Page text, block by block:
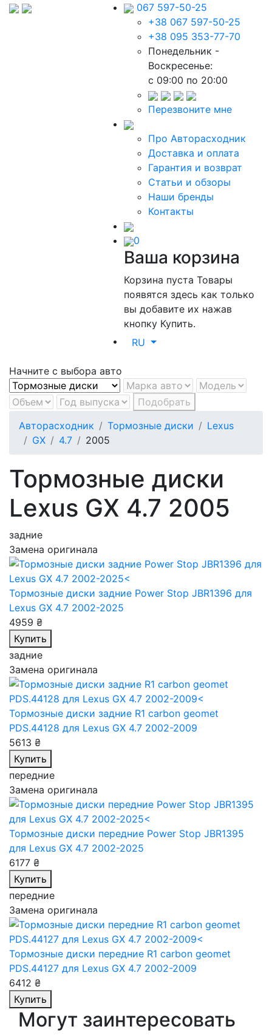
067 597-50-25
+38 067 597-50-25
+38 095 353-77-70
Понедельник -
Воскресенье:
c 09:00 по 20:00
Перезвоните мне
Про Авторасходник
Доставка и оплата
Гарантия и возврат
Статьи и обзоры
Наши бренды
Контакты
0
Ваша корзина
Корзина пустаТовары
появятся здесь как только
вы добавите их нажав
кнопку Купить.
RU
Начните с выбора авто
Подобрать
Авторасходник
Тормозные диски
Lexus
GX
4.7 2005
Тормозные диски
Lexus GX 4.7 2005
задние
Замена оригинала
Тормозные диски задние Power Stop JBR1396 для
Lexus GX 4.7 2002-2025
4959 ₴
Купить
задние
Замена оригинала
Тормозные диски задние R1 carbon geomet
PDS.44128 для Lexus GX 4.7 2002-2009
5613 ₴
Купить
передние
Замена оригинала
Тормозные диски передние Power Stop JBR1395
для Lexus GX 4.7 2002-2025
6177 ₴
Купить
передние
Замена оригинала
Тормозные диски передние R1 carbon geomet
PDS.44127 для Lexus GX 4.7 2002-2009
6412 ₴
Купить
Могут заинтересовать